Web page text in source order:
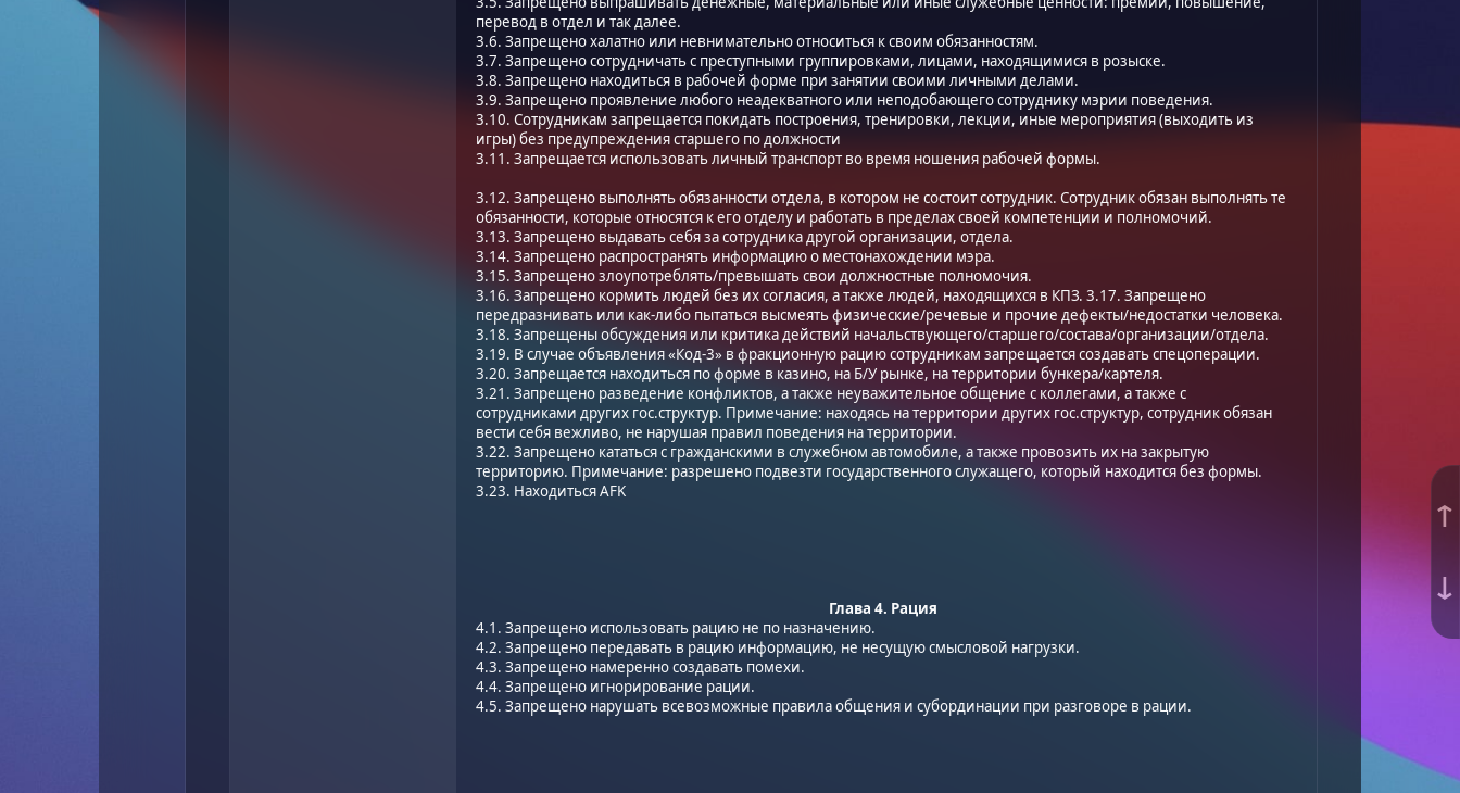
↑
↓
перевод в отдел и так далее.
3.6. Запрещено халатно или невнимательно относиться к своим обязанностям.
3.7. Запрещено сотрудничать с преступными группировками, лицами, находящимися в розыске.
3.8. Запрещено находиться в рабочей форме при занятии своими личными делами.
3.9. Запрещено проявление любого неадекватного или неподобающего сотруднику мэрии поведения.
3.10. Сотрудникам запрещается покидать построения, тренировки, лекции, иные мероприятия (выходить из
игры) без предупреждения старшего по должности
3.11. Запрещается использовать личный транспорт во время ношения рабочей формы.
3.12. Запрещено выполнять обязанности отдела, в котором не состоит сотрудник. Сотрудник обязан выполнять те
обязанности, которые относятся к его отделу и работать в пределах своей компетенции и полномочий.
3.13. Запрещено выдавать себя за сотрудника другой организации, отдела.
3.14. Запрещено распространять информацию о местонахождении мэра.
3.15. Запрещено злоупотреблять/превышать свои должностные полномочия.
3.16. Запрещено кормить людей без их согласия, а также людей, находящихся в КПЗ. 3.17. Запрещено
передразнивать или как-либо пытаться высмеять физические/речевые и прочие дефекты/недостатки человека.
3.18. Запрещены обсуждения или критика действий начальствующего/старшего/состава/организации/отдела.
3.19. В случае объявления «Код-3» в фракционную рацию сотрудникам запрещается создавать спецоперации.
3.20. Запрещается находиться по форме в казино, на Б/У рынке, на территории бункера/картеля.
3.21. Запрещено разведение конфликтов, а также неуважительное общение с коллегами, а также с
сотрудниками других гос.структур. Примечание: находясь на территории других гос.структур, сотрудник обязан
вести себя вежливо, не нарушая правил поведения на территории.
3.22. Запрещено кататься с гражданскими в служебном автомобиле, а также провозить их на закрытую
территорию. Примечание: разрешено подвезти государственного служащего, который находится без формы.
3.23. Находиться AFK
Глава 4. Рация
4.1. Запрещено использовать рацию не по назначению.
4.2. Запрещено передавать в рацию информацию, не несущую смысловой нагрузки.
4.3. Запрещено намеренно создавать помехи.
4.4. Запрещено игнорирование рации.
4.5. Запрещено нарушать всевозможные правила общения и субординации при разговоре в рации.